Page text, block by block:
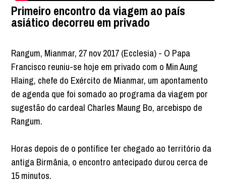
Primeiro encontro da viagem ao país
asiático decorreu em privado
Rangum, Mianmar, 27 nov 2017 (Ecclesia) - O Papa
Francisco reuniu-se hoje em privado com o Min Aung
Hlaing, chefe do Exército de Mianmar, um apontamento
de agenda que foi somado ao programa da viagem por
sugestão do cardeal Charles Maung Bo, arcebispo de
Rangum.
Horas depois de o pontífice ter chegado ao território da
antiga Birmânia, o encontro antecipado durou cerca de
15 minutos.